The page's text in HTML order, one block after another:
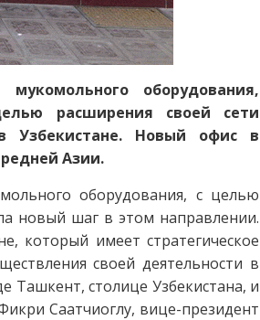
оборудования,
расширения своей сети
Узбекистане. Новый офис в
Азии.
оборудования, с целью
новый шаг в этом направлении.
который имеет стратегическое
своей деятельности в
Ташкент, столице Узбекистана, и
Саатчиоглу, вице-президент